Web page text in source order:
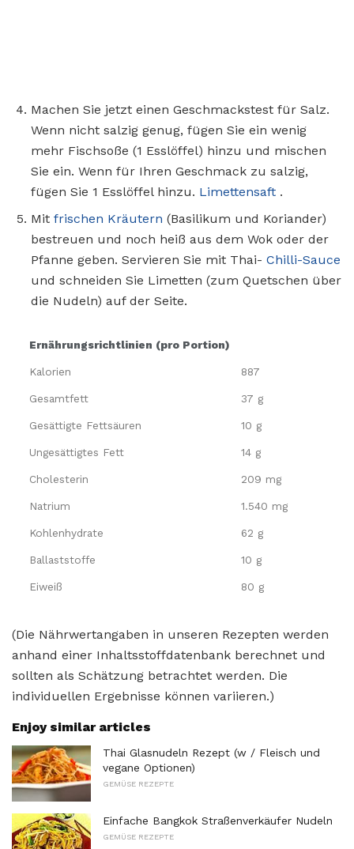
Machen Sie jetzt einen Geschmackstest für Salz.
Wenn nicht salzig genug, fügen Sie ein wenig
mehr Fischsoße (1 Esslöffel) hinzu und mischen
Sie ein. Wenn für Ihren Geschmack zu salzig,
fügen Sie 1 Esslöffel hinzu. Limettensaft .
Mit frischen Kräutern (Basilikum und Koriander)
bestreuen und noch heiß aus dem Wok oder der
Pfanne geben. Servieren Sie mit Thai- Chilli-Sauce
und schneiden Sie Limetten (zum Quetschen über
die Nudeln) auf der Seite.
Ernährungsrichtlinien (pro Portion)
Kalorien 887
Gesamtfett 37 g
Gesättigte Fettsäuren 10 g
Ungesättigtes Fett 14 g
Cholesterin 209 mg
Natrium 1.540 mg
Kohlenhydrate 62 g
Ballaststoffe 10 g
Eiweiß 80 g
(Die Nährwertangaben in unseren Rezepten werden
anhand einer Inhaltsstoffdatenbank berechnet und
sollten als Schätzung betrachtet werden. Die
individuellen Ergebnisse können variieren.)
Enjoy similar articles
Thai Glasnudeln Rezept (w / Fleisch und
vegane Optionen)
GEMÜSE REZEPTE
Einfache Bangkok Straßenverkäufer Nudeln
GEMÜSE REZEPTE